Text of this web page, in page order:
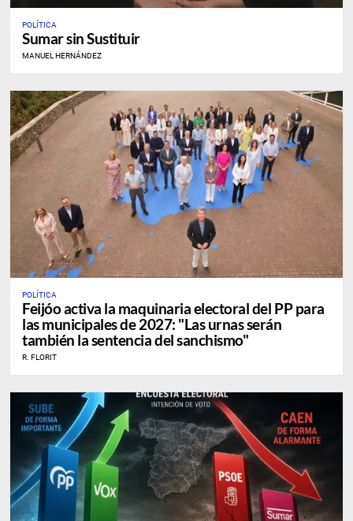
POLÍTICA
Sumar sin Sustituir
MANUEL HERNÁNDEZ
POLÍTICA
Feijóo activa la maquinaria electoral del PP para
las municipales de 2027: "Las urnas serán
también la sentencia del sanchismo"
R. FLORIT